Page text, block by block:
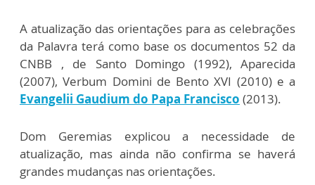
A atualização das orientações para as celebrações
da Palavra terá como base os documentos 52 da
CNBB , de Santo Domingo (1992), Aparecida
(2007), Verbum Domini de Bento XVI (2010) e a
Evangelii Gaudium do Papa Francisco (2013).
Dom Geremias explicou a necessidade de
atualização, mas ainda não confirma se haverá
grandes mudanças nas orientações.